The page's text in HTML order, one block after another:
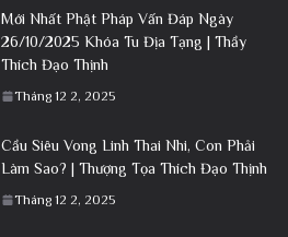
Mới Nhất Phật Pháp Vấn Đáp Ngày
26/10/2025 Khóa Tu Địa Tạng | Thầy
Thích Đạo Thịnh
Tháng 12 2, 2025
Cầu Siêu Vong Linh Thai Nhi, Con Phải
Làm Sao? | Thượng Tọa Thích Đạo Thịnh
Tháng 12 2, 2025